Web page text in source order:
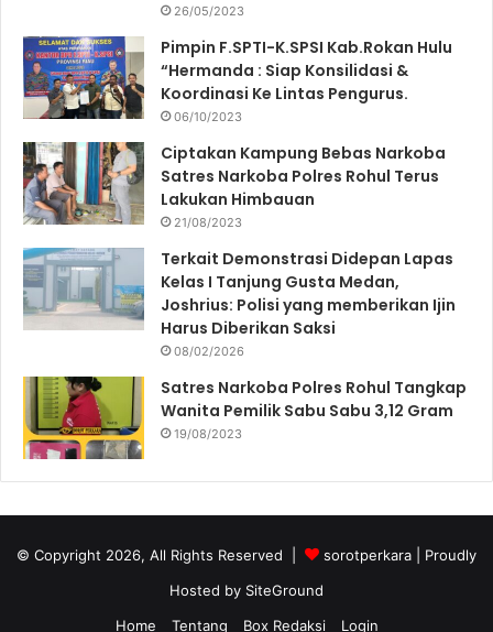
26/05/2023
Pimpin F.SPTI-K.SPSI Kab.Rokan Hulu
“Hermanda : Siap Konsilidasi &
Koordinasi Ke Lintas Pengurus.
06/10/2023
Ciptakan Kampung Bebas Narkoba
Satres Narkoba Polres Rohul Terus
Lakukan Himbauan
21/08/2023
Terkait Demonstrasi Didepan Lapas
Kelas I Tanjung Gusta Medan,
Joshrius: Polisi yang memberikan Ijin
Harus Diberikan Saksi
08/02/2026
Satres Narkoba Polres Rohul Tangkap
Wanita Pemilik Sabu Sabu 3,12 Gram
19/08/2023
© Copyright 2026, All Rights Reserved | sorotperkara
| Proudly
Hosted by SiteGround
Home
Tentang Box Redaksi Login